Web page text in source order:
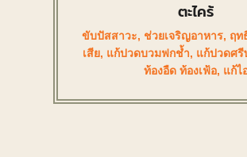
ตะไคร้
ขับปัสสาวะ, ช่วยเจริญอาหาร, ฤท
เสีย, แก้ปวดบวมฟกช้ำ, แก้ปวดศรี
ท้องอืด ท้องเฟ้อ, แก้ไ